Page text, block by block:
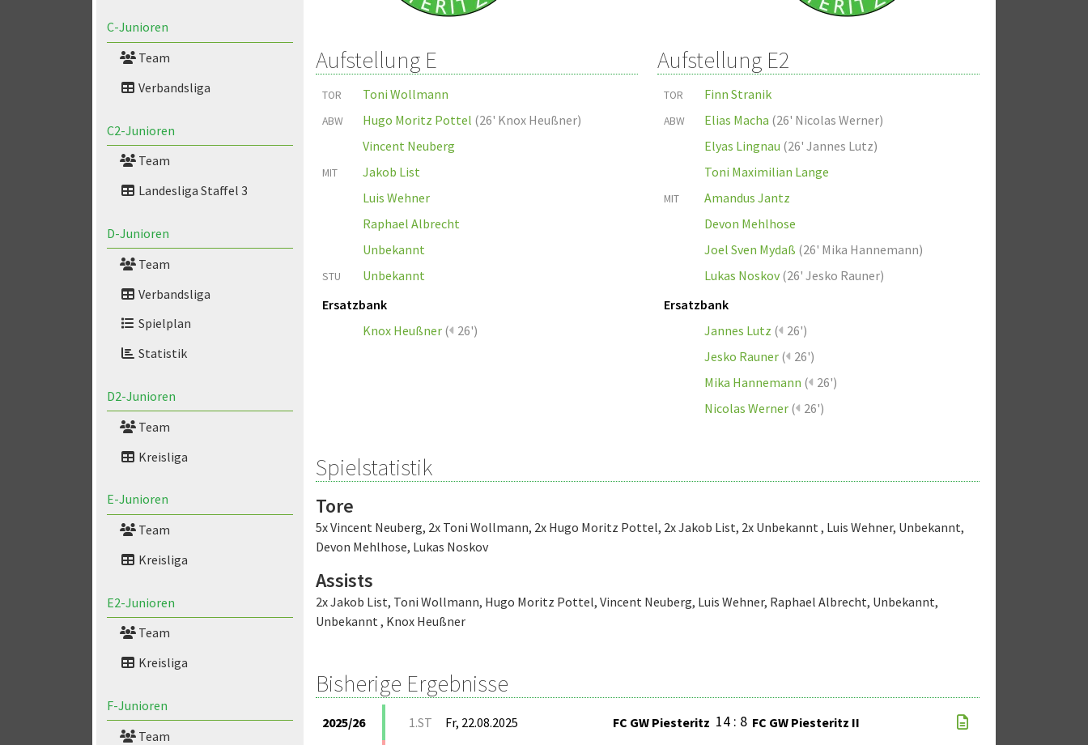
C-Junioren
Team
Verbandsliga
C2-Junioren
Team
Landesliga Staffel 3
D-Junioren
Team
Verbandsliga
Spielplan
Statistik
D2-Junioren
Team
Kreisliga
E-Junioren
Team
Kreisliga
E2-Junioren
Team
Kreisliga
F-Junioren
Team
Aufstellung E
TOR Toni Wollmann
ABW Hugo Moritz Pottel (26' Knox Heußner)
Vincent Neuberg
MIT
Jakob List
Luis Wehner
Raphael Albrecht
Unbekannt
STU
Unbekannt
Ersatzbank
Knox Heußner ( 26')
Aufstellung E2
TOR Finn Stranik
ABW Elias Macha (26' Nicolas Werner)
Elyas Lingnau (26' Jannes Lutz)
Toni Maximilian Lange
MIT
Amandus Jantz
Devon Mehlhose
Joel Sven Mydaß (26' Mika Hannemann)
Lukas Noskov (26' Jesko Rauner)
Ersatzbank
Jannes Lutz ( 26')
Jesko Rauner ( 26')
Mika Hannemann ( 26')
Nicolas Werner ( 26')
Spielstatistik
Tore
5x Vincent Neuberg, 2x Toni Wollmann, 2x Hugo Moritz Pottel, 2x Jakob List, 2x Unbekannt , Luis Wehner, Unbekannt,
Devon Mehlhose, Lukas Noskov
Assists
2x Jakob List, Toni Wollmann, Hugo Moritz Pottel, Vincent Neuberg, Luis Wehner, Raphael Albrecht, Unbekannt,
Unbekannt , Knox Heußner
Bisherige Ergebnisse
2025/26 1.ST Fr, 22.08.2025 FC GW Piesteritz 14 : 8 FC GW Piesteritz II